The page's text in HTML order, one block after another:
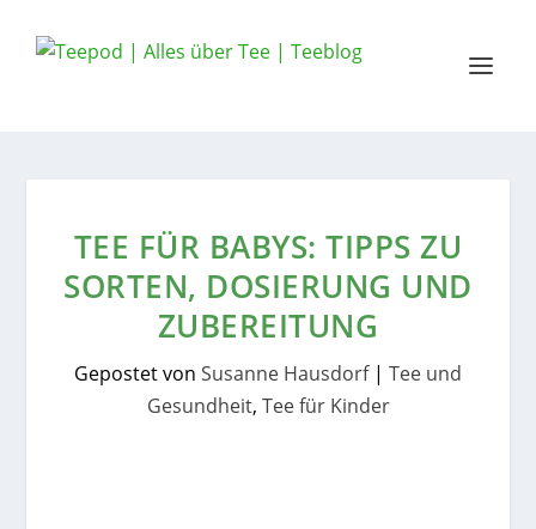
TEE FÜR BABYS: TIPPS ZU
SORTEN, DOSIERUNG UND
ZUBEREITUNG
Gepostet von Susanne Hausdorf| Tee und
Gesundheit, Tee für Kinder